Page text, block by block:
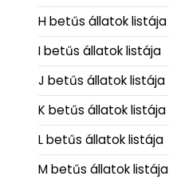
H betűs állatok listája
I betűs állatok listája
J betűs állatok listája
K betűs állatok listája
L betűs állatok listája
M betűs állatok listája